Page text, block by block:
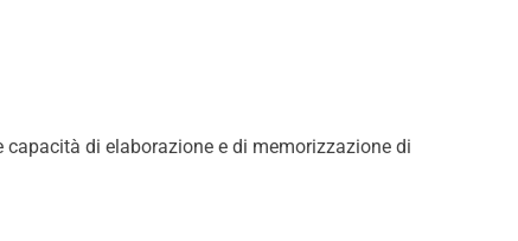
di elaborazione e di memorizzazione di